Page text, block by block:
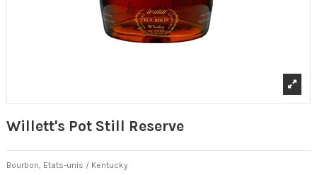
Willett's Pot Still Reserve
Bourbon, Etats-unis / Kentucky